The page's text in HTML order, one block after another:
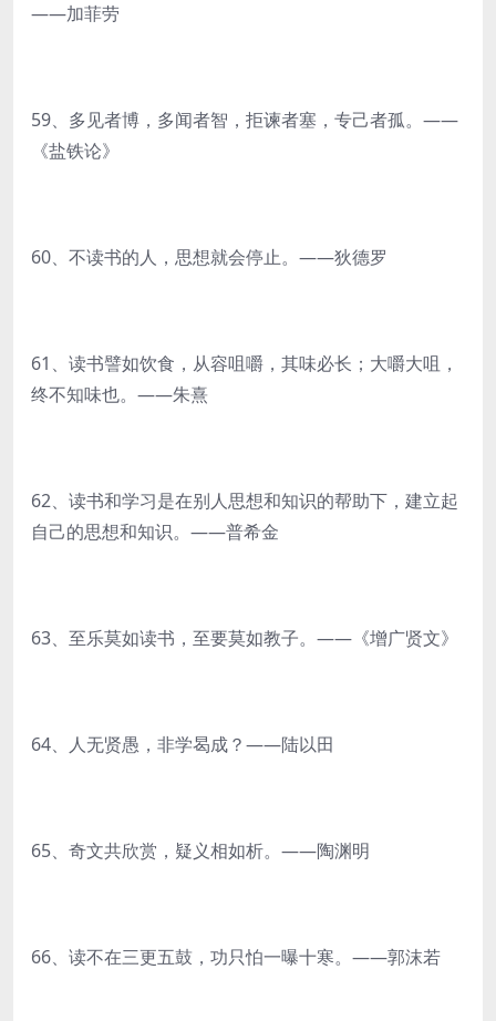
——加菲劳
59、多见者博，多闻者智，拒谏者塞，专己者孤。——
《盐铁论》
60、不读书的人，思想就会停止。——狄德罗
61、读书譬如饮食，从容咀嚼，其味必长；大嚼大咀，
终不知味也。——朱熹
62、读书和学习是在别人思想和知识的帮助下，建立起
自己的思想和知识。——普希金
63、至乐莫如读书，至要莫如教子。——《增广贤文》
64、人无贤愚，非学曷成？——陆以田
65、奇文共欣赏，疑义相如析。——陶渊明
66、读不在三更五鼓，功只怕一曝十寒。——郭沫若